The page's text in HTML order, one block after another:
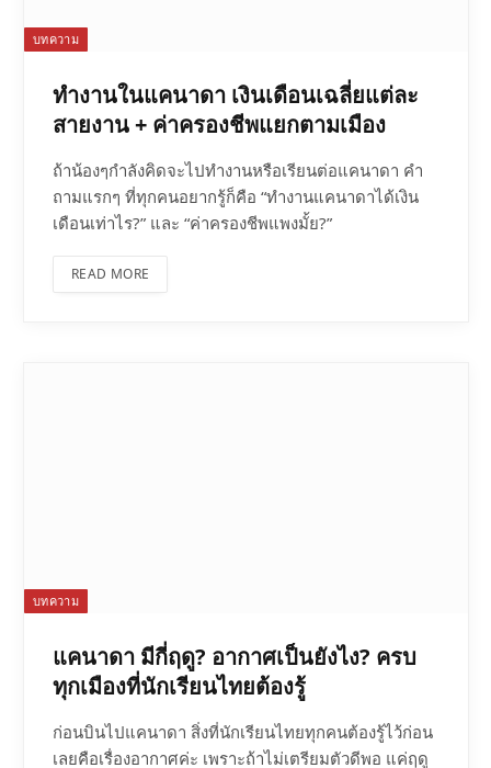
บทความ
ทํางานในแคนาดา เงินเดือนเฉลี่ยแต่ละ
สายงาน + ค่าครองชีพแยกตามเมือง
ถ้าน้องๆกำลังคิดจะไปทำงานหรือเรียนต่อแคนาดา คำ
ถามแรกๆ ที่ทุกคนอยากรู้ก็คือ “ทำงานแคนาดาได้เงิน
เดือนเท่าไร?” และ “ค่าครองชีพแพงมั้ย?”
READ MORE
บทความ
แคนาดา มีกี่ฤดู? อากาศเป็นยังไง? ครบ
ทุกเมืองที่นักเรียนไทยต้องรู้
ก่อนบินไปแคนาดา สิ่งที่นักเรียนไทยทุกคนต้องรู้ไว้ก่อน
เลยคือเรื่องอากาศค่ะ เพราะถ้าไม่เตรียมตัวดีพอ แค่ฤดู